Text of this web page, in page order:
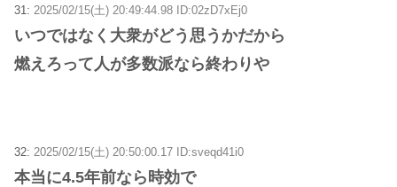
31: 2025/02/15(土) 20:49:44.98 ID:02zD7xEj0
いつではなく大衆がどう思うかだから
燃えろって人が多数派なら終わりや
32: 2025/02/15(土) 20:50:00.17 ID:sveqd41i0
本当に4.5年前なら時効で